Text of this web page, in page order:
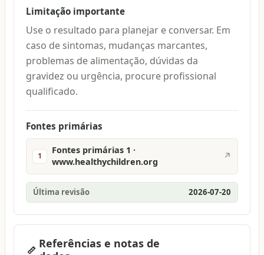
Limitação importante
Use o resultado para planejar e conversar. Em
caso de sintomas, mudanças marcantes,
problemas de alimentação, dúvidas da
gravidez ou urgência, procure profissional
qualificado.
Fontes primárias
1
Fontes primárias 1 ·
www.healthychildren.org
↗
Última revisão 2026-07-20
Referências e notas de